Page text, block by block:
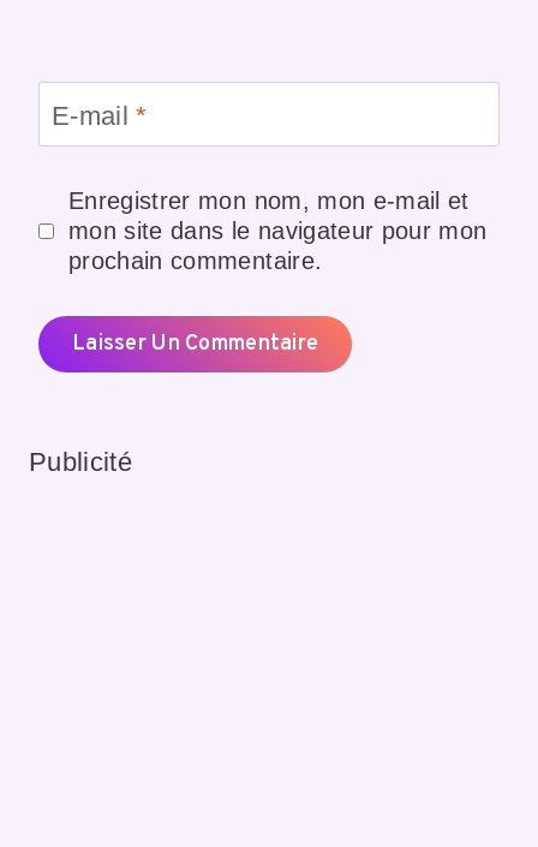
E-mail*
Enregistrer mon nom, mon e-mail et
mon site dans le navigateur pour mon
prochain commentaire.
Publicité